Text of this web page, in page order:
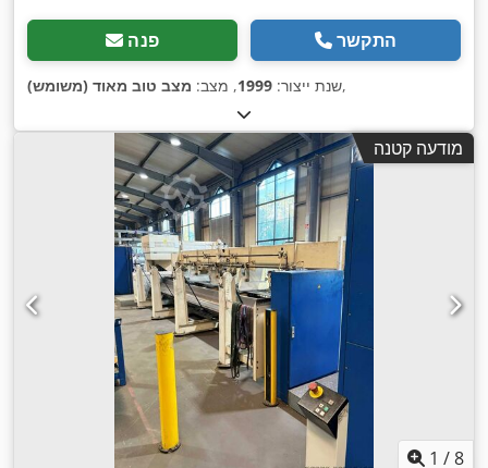
פנה התקשר
שנת ייצור: 1999, מצב: מצב טוב מאוד (משומש) ,
מודעה קטנה
1 /8